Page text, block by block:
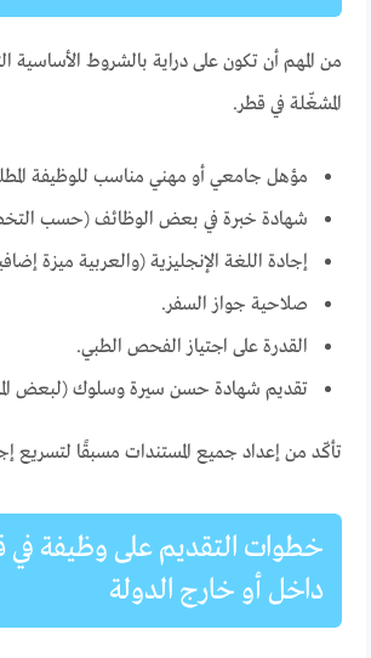
من المهم أن تكون على دراية بالشروط الأساسية
المشغّلة في قطر.
مؤهل جامعي أو مهني مناسب للوظيفة
شهادة خبرة في بعض الوظائف (حسب
إجادة اللغة الإنجليزية (والعربية ميزة
صلاحية جواز السفر.
القدرة على اجتياز الفحص الطبي.
تقديم شهادة حسن سيرة وسلوك (لبعض
تأكّد من إعداد جميع المستندات مسبقًا لتسريع
خطوات التقديم على وظيفة
داخل أو خارج الدولة